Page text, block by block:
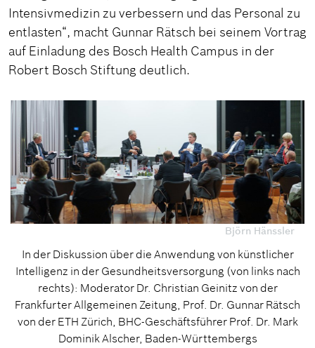
Intensivmedizin zu verbessern und das Personal zu
entlasten“, macht Gunnar Rätsch bei seinem Vortrag
auf Einladung des Bosch Health Campus in der
Robert Bosch Stiftung deutlich.
Björn Hänssler
In der Diskussion über die Anwendung von künstlicher
Intelligenz in der Gesundheitsversorgung (von links nach
rechts): Moderator Dr. Christian Geinitz von der
Frankfurter Allgemeinen Zeitung, Prof. Dr. Gunnar Rätsch
von der ETH Zürich, BHC-Geschäftsführer Prof. Dr. Mark
Dominik Alscher, Baden-Württembergs